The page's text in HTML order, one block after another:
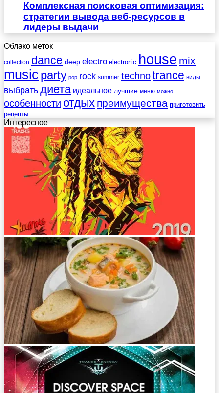
Комплексная поисковая оптимизация:
стратегии вывода веб-ресурсов в
лидеры выдачи
Облако меток
collection dance deep electro electronic house mix
music party pop rock summer technotrance виды
выбратьдиета идеальное лучшие меню можно
особенности отдых преимущества приготовить
рецепты
Интересное